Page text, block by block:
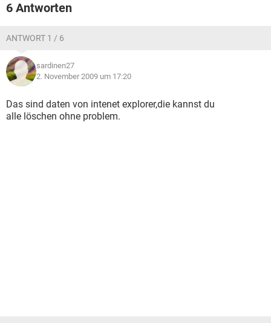
6 Antworten
ANTWORT 1 / 6
sardinen27
2. November 2009 um 17:20
Das sind daten von intenet explorer,die kannst du
alle löschen ohne problem.